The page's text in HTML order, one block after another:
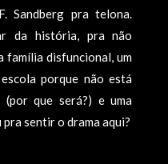
Sandberg pra telona.
da história, pra não
famí­lia disfuncional, um
porque não está
que será?) e uma
sentir o drama aqui?